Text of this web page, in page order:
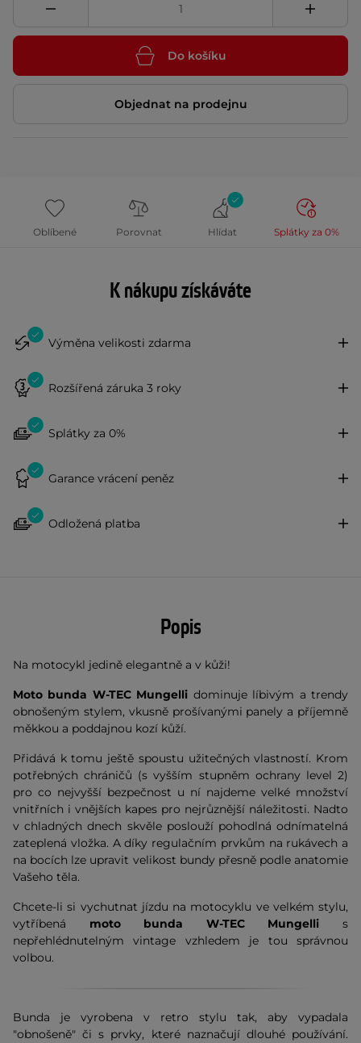
Do košíku
Objednat na prodejnu
Oblíbené Porovnat Hlídat Splátky za 0%
K nákupu získáváte
Výměna velikosti zdarma
Rozšířená záruka 3 roky
Splátky za 0%
Garance vrácení peněz
Odložená platba
Popis
Na motocykl jedině elegantně a v kůži!
Moto bunda W-TEC Mungelli dominuje líbivým a trendy
obnošeným stylem, vkusně prošívanými panely a příjemně
měkkou a poddajnou kozí kůží.
Přidává k tomu ještě spoustu užitečných vlastností. Krom
potřebných chráničů (s vyšším stupněm ochrany level 2)
pro co nejvyšší bezpečnost u ní najdeme velké množství
vnitřních i vnějších kapes pro nejrůznější náležitosti. Nadto
v chladných dnech skvěle poslouží pohodlná odnímatelná
zateplená vložka. A díky regulačním prvkům na rukávech a
na bocích lze upravit velikost bundy přesně podle anatomie
Vašeho těla.
Chcete-li si vychutnat jízdu na motocyklu ve velkém stylu,
vytříbená moto bunda W-TEC Mungelli s
nepřehlédnutelným vintage vzhledem je tou správnou
volbou.
Bunda je vyrobena v retro stylu tak, aby vypadala
"obnošeně" či s prvky, které naznačují dlouhé používání.